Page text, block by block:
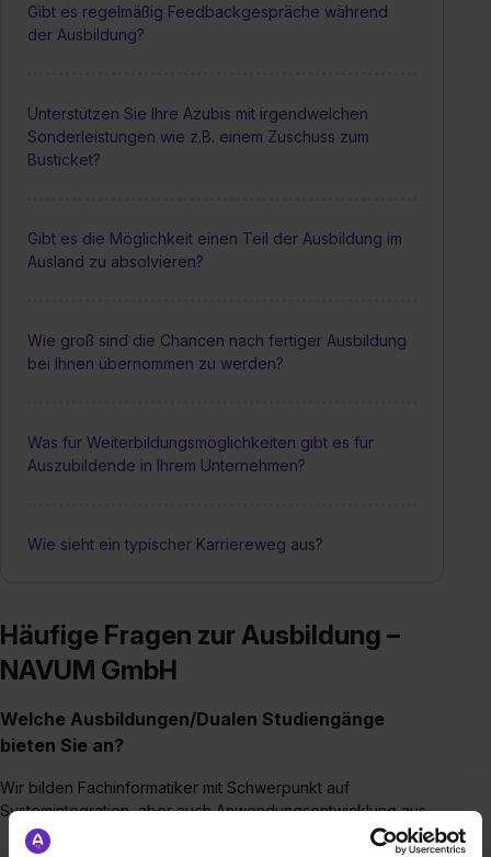
Gibt es regelmäßig Feedbackgespräche während
der Ausbildung?
Unterstützen Sie Ihre Azubis mit irgendwelchen
Sonderleistungen wie z.B. einem Zuschuss zum
Busticket?
Gibt es die Möglichkeit einen Teil der Ausbildung im
Ausland zu absolvieren?
Wie groß sind die Chancen nach fertiger Ausbildung
bei Ihnen übernommen zu werden?
Was für Weiterbildungsmöglichkeiten gibt es für
Auszubildende in Ihrem Unternehmen?
Wie sieht ein typischer Karriereweg aus?
Häufige Fragen zur Ausbildung –
NAVUM GmbH
Welche Ausbildungen/Dualen Studiengänge
bieten Sie an?
Wir bilden Fachinformatiker mit Schwerpunkt auf
Systemintegration, aber auch Anwendungsentwicklung aus.